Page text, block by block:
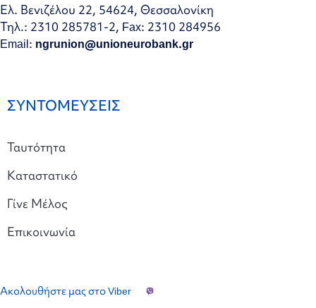
Ελ. Βενιζέλου 22, 54624, Θεσσαλονίκη
Τηλ.: 2310 285781-2, Fax: 2310 284956
Email: ngrunion@unioneurobank.gr
ΣΥΝΤΟΜΕΥΣΕΙΣ
Ταυτότητα
Καταστατικό
Γίνε Μέλος
Επικοινωνία
Ακολουθήστε μας στο Viber